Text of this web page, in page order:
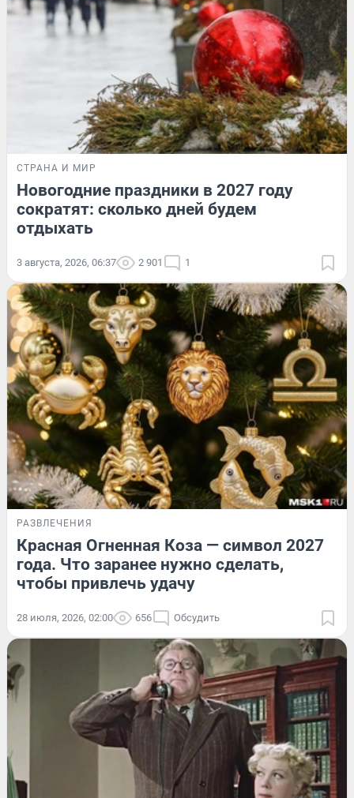
СТРАНА И МИР
Новогодние праздники в 2027 году
сократят: сколько дней будем
отдыхать
3 августа, 2026, 06:37 2 901 1
РАЗВЛЕЧЕНИЯ
Красная Огненная Коза — символ 2027
года. Что заранее нужно сделать,
чтобы привлечь удачу
28 июля, 2026, 02:00 656 Обсудить